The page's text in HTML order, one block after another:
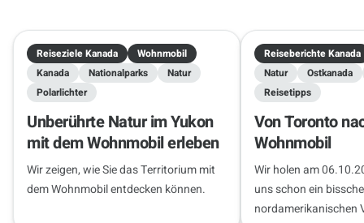
Reiseziele Kanada
Wohnmobil
Kanada
Nationalparks
Natur
Polarlichter
Unberührte Natur im Yukon
mit dem Wohnmobil erleben
Wir zeigen, wie Sie das Territorium mit
dem Wohnmobil entdecken können.
Reiseberichte Kanada
Natur
Ostkanada
Reisetipps
Von Toronto
Wohnmobil
Wir holen am
uns schon ein
nordamerikanischen